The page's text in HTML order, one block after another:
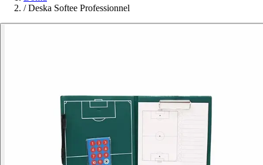
/ Deska Softee Professionnel